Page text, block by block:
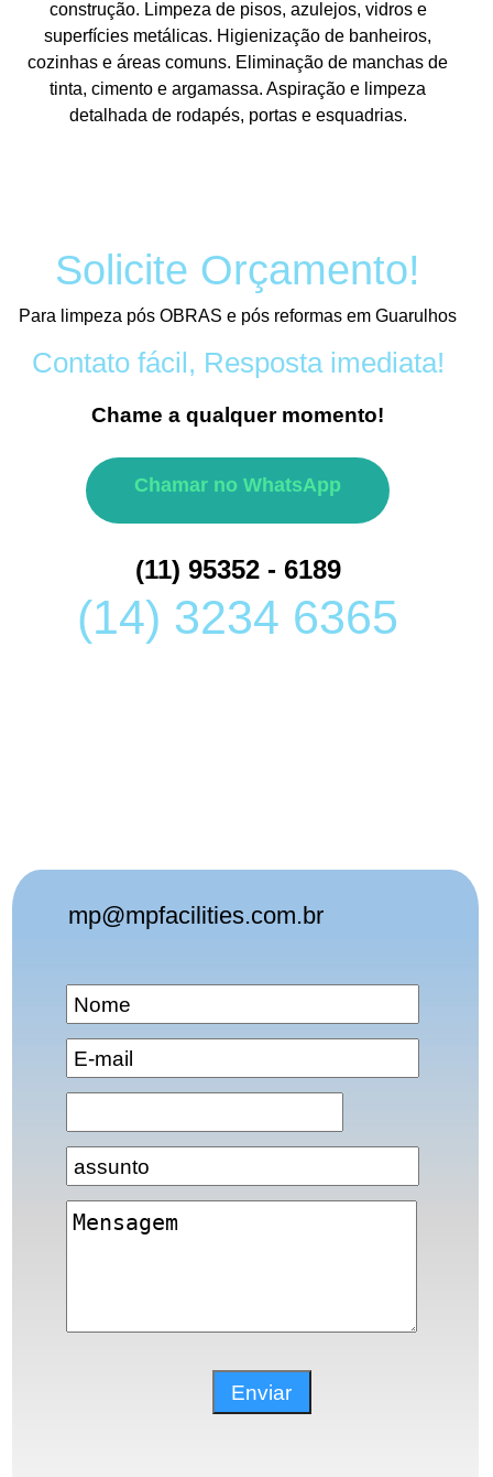
construção. Limpeza de pisos, azulejos, vidros e
superfícies metálicas. Higienização de banheiros,
cozinhas e áreas comuns. Eliminação de manchas de
tinta, cimento e argamassa. Aspiração e limpeza
detalhada de rodapés, portas e esquadrias.
Solicite Orçamento!
Para limpeza pós OBRAS e pós reformas em Guarulhos
Contato fácil, Resposta imediata!
Chame a qualquer momento!
Chamar no WhatsApp
(11) 95352 - 6189
(14) 3234 6365
mp@mpfacilities.com.br